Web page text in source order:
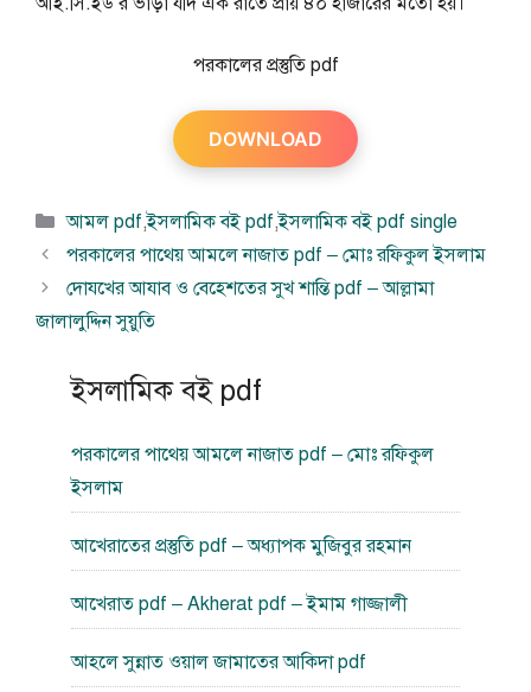
পরকালের প্রস্তুতি pdf
DOWNLOAD
বিভাগ
সমূহ
আমল pdf,ইসলামিক বই pdf,ইসলামিক বই pdf single
পরকালের পাথেয় আমলে নাজাত pdf – মোঃ রফিকুল ইসলাম
দোযখের আযাব ও বেহেশতের সুখ শান্তি pdf – আল্লামা
জালালুদ্দিন সুয়ুতি
ইসলামিক বই pdf
পরকালের পাথেয় আমলে নাজাত pdf – মোঃ রফিকুল
ইসলাম
আখেরাতের প্রস্তুতি pdf – অধ্যাপক মুজিবুর রহমান
আখেরাত pdf – Akherat pdf – ইমাম গাজ্জালী
আহলে সুন্নাত ওয়াল জামাতের আকিদা pdf